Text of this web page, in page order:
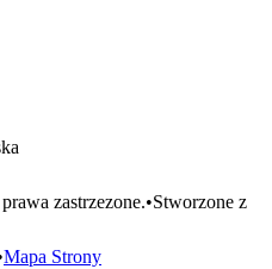
zastrzezone.•Stworzone z
Mapa Strony